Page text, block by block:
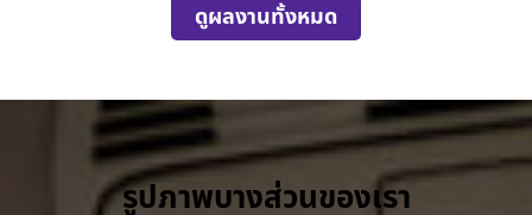
ดูผลงานทั้งหมด
รูปภาพบางส่วนของเรา